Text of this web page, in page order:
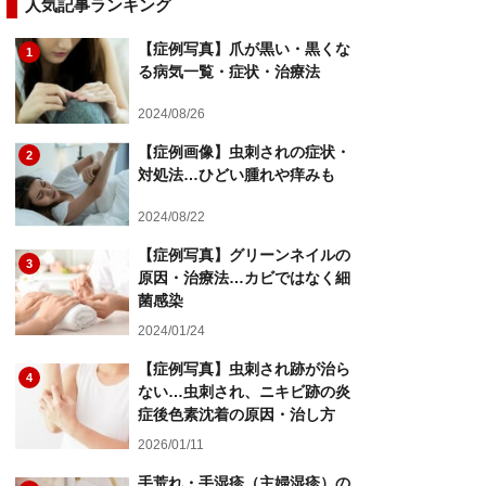
人気記事ランキング
1
【症例写真】爪が黒い・黒くな
る病気一覧・症状・治療法
2024/08/26
2
【症例画像】虫刺されの症状・
対処法…ひどい腫れや痒みも
2024/08/22
3
【症例写真】グリーンネイルの
原因・治療法…カビではなく細
菌感染
2024/01/24
4
【症例写真】虫刺され跡が治ら
ない…虫刺され、ニキビ跡の炎
症後色素沈着の原因・治し方
2026/01/11